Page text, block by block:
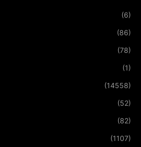
(6)
(86)
(78)
(1)
(14558)
(52)
(82)
(1107)